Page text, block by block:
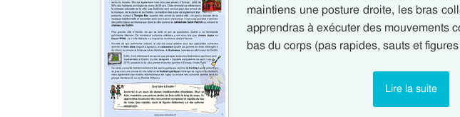
maintiens une posture droite, les bras
apprendras à exécuter des mouvements
bas du corps (pas rapides, sauts et
Lire la suite